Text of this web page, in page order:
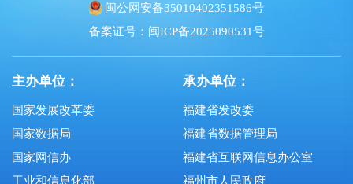
闽公网安备35010402351586号
备案证号：闽ICP备2025090531号
主办单位：
国家发展改革委
国家数据局
国家网信办
工业和信息化部
承办单位：
福建省发改委
福建省数据管理局
福建省互联网信息办公室
福州市人民政府